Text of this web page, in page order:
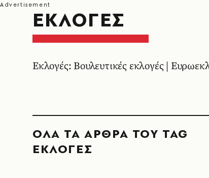
ΕΚΛΟΓΕΣ
Εκλογές: Βουλευτικές εκλογές |
ΟΛΑ ΤΑ ΑΡΘΡΑ ΤΟΥ TAG
ΕΚΛΟΓΕΣ